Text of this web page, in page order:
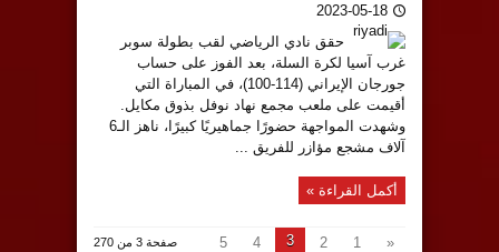
2023-05-18
حقق نادي الرياضي لقب بطولة سوبر
غرب آسيا لكرة السلة، بعد الفوز على حساب
جورجان الإيراني (114-100)، في المباراة التي
أقيمت على ملعب مجمع نهاد نوفل بذوق مكايل.
وشهدت المواجهة حضورًا جماهيريًا كبيرًا، ناهز الـ6
آلاف مشجع مؤازر للفريق ...
أكمل القراءة »
صفحة 3 من 270 «
1
2
3
4
5